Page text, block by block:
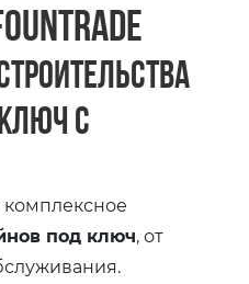
с
комплексное
под ключ, от